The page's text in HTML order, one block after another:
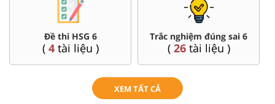
Đề thi HSG 6
( 4tài liệu )
Trắc nghiệm đúng sai 6
( 26tài liệu )
XEM TẤT CẢ